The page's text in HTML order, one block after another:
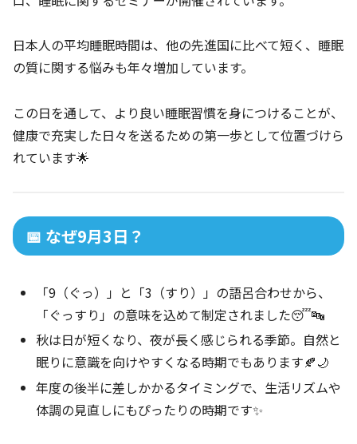
日本人の平均睡眠時間は、他の先進国に比べて短く、睡眠
の質に関する悩みも年々増加しています。
この日を通して、より良い睡眠習慣を身につけることが、
健康で充実した日々を送るための第一歩として位置づけら
れています🌟
📅 なぜ9月3日？
「9（ぐっ）」と「3（すり）」の語呂合わせから、
「ぐっすり」の意味を込めて制定されました😴🔤
秋は日が短くなり、夜が長く感じられる季節。自然と
眠りに意識を向けやすくなる時期でもあります🍂🌙
年度の後半に差しかかるタイミングで、生活リズムや
体調の見直しにもぴったりの時期です✨